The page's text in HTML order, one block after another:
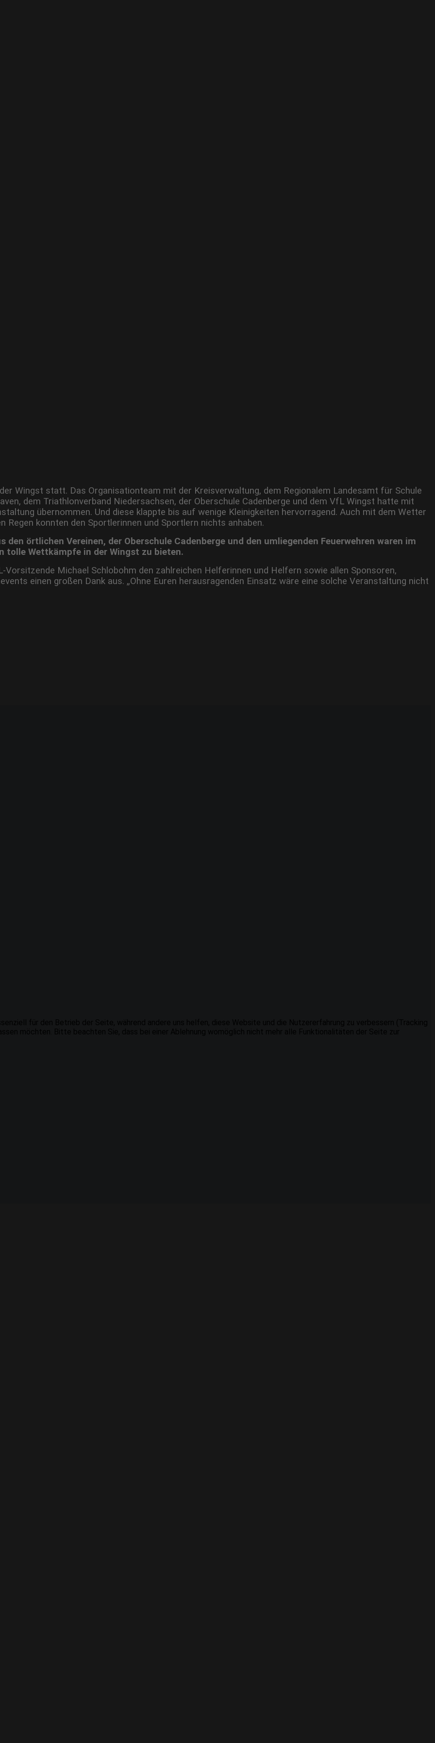
Wingst statt. Das Organisationteam mit der Kreisverwaltung, dem Regionalem Landesamt für Schule
dem Triathlonverband Niedersachsen, der Oberschule Cadenberge und dem VfL Wingst hatte mit
übernommen. Und diese klappte bis auf wenige Kleinigkeiten hervorragend. Auch mit dem Wetter
Regen konnten den Sportlerinnen und Sportlern nichts anhaben.
örtlichen Vereinen, der Oberschule Cadenberge und den umliegenden Feuerwehren waren im
tolle Wettkämpfe in der Wingst zu bieten.
Michael Schlobohm den zahlreichen Helferinnen und Helfern sowie allen Sponsoren,
einen großen Dank aus. „Ohne Euren herausragenden Einsatz wäre eine solche Veranstaltung nicht
möchten. Bitte beachten Sie, dass bei einer Ablehnung womöglich nicht mehr alle Funktionalitäten der Seite zur